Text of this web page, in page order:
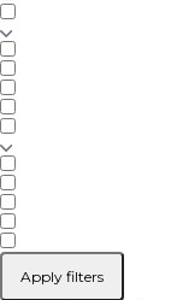
Apply filters